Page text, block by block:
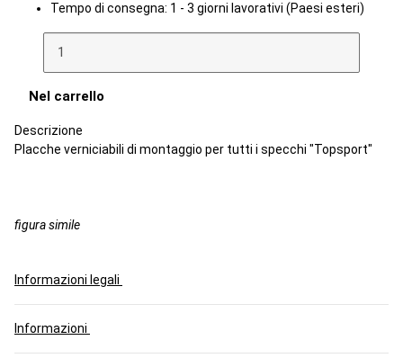
Tempo di consegna: 1 - 3 giorni lavorativi (Paesi esteri)
Nel carrello
Descrizione
Placche verniciabili di montaggio per tutti i specchi "Topsport"
figura simile
Informazioni legali
Informazioni